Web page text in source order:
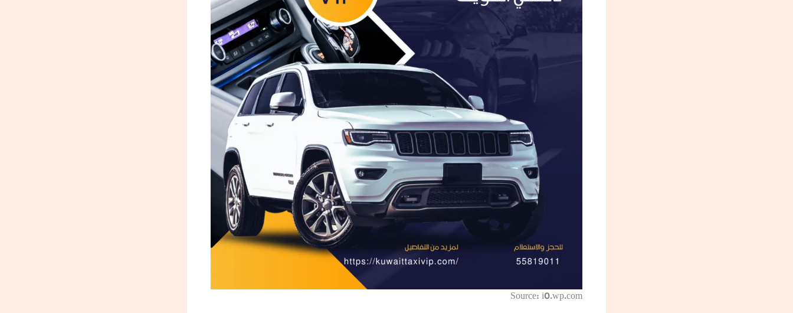
Source: i0.wp.com